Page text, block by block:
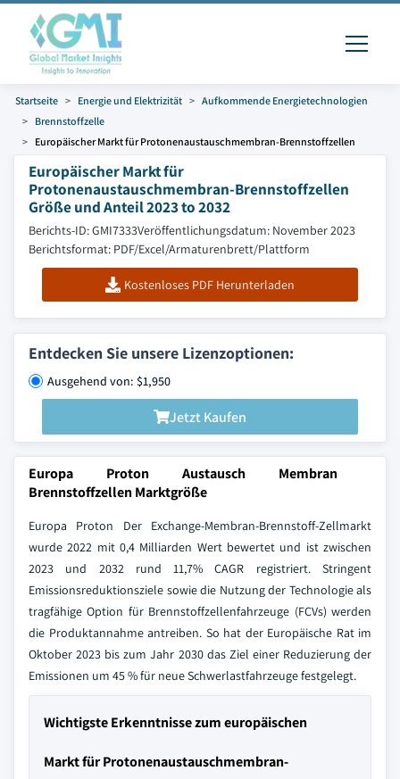
Startseite Energie und Elektrizität
Aufkommende Energietechnologien
Brennstoffzelle
Europäischer Markt für Protonenaustauschmembran-Brennstoffzellen
Europäischer Markt für
Protonenaustauschmembran-Brennstoffzellen
Größe und Anteil 2023 to 2032
Berichts-ID: GMI7333Veröffentlichungsdatum: November 2023
Berichtsformat: PDF/Excel/Armaturenbrett/Plattform
Kostenloses PDF Herunterladen
Entdecken Sie unsere Lizenzoptionen:
Ausgehend von: $1,950
Jetzt Kaufen
Europa Proton Austausch Membran
Brennstoffzellen Marktgröße
Europa Proton Der Exchange-Membran-Brennstoff-Zellmarkt
wurde 2022 mit 0,4 Milliarden Wert bewertet und ist zwischen
2023 und 2032 rund 11,7% CAGR registriert. Stringent
Emissionsreduktionsziele sowie die Nutzung der Technologie als
tragfähige Option für Brennstoffzellenfahrzeuge (FCVs) werden
die Produktannahme antreiben. So hat der Europäische Rat im
Oktober 2023 bis zum Jahr 2030 das Ziel einer Reduzierung der
Emissionen um 45 % für neue Schwerlastfahrzeuge festgelegt.
Wichtigste Erkenntnisse zum europäischen
Markt für Protonenaustauschmembran-